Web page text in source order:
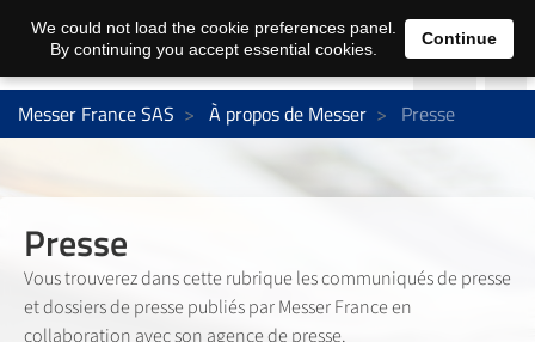
Messer France SAS À propos de Messer Presse
Presse
Vous trouverez dans cette rubrique les communiqués de presse
et dossiers de presse publiés par Messer France en
collaboration avec son agence de presse.
We could not load the cookie preferences panel.
By continuing you accept essential cookies.
Continue